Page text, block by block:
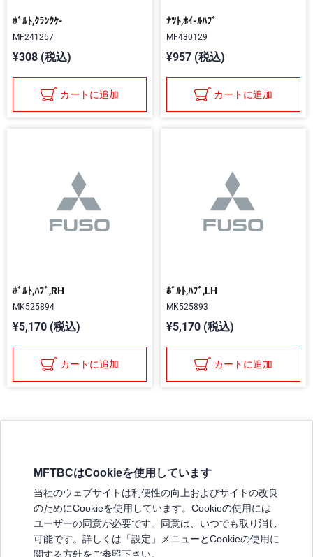
ﾎﾞﾙﾄ,ｸﾗﾝｸｹ-
MF241257
¥308 (税込)
カートに追加
ﾅﾂﾄ,ﾎｲ-ﾙﾊﾌﾞ
MF430129
¥957 (税込)
カートに追加
ﾎﾞﾙﾄ,ﾊﾌﾞ,RH
MK525894
¥5,170 (税込)
カートに追加
ﾎﾞﾙﾄ,ﾊﾌﾞ,LH
MK525893
¥5,170 (税込)
カートに追加
弊社の製品について
販売店リスト
MFTBCはCookieを使用しています
当社のウェブサイトは利便性の向上およびサイトの改良
のためにCookieを使用しています。Cookieの使用には
ユーザーの同意が必要です。同意は、いつでも取り消し
可能です。詳しくは「設定」メニューとCookieの使用に
関する方針をご参照下さい。